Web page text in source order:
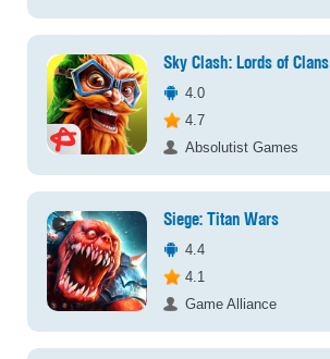
Sky Clash: Lords of Clans
4.0
4.7
Absolutist Games
Siege: Titan Wars
4.4
4.1
Game Alliance